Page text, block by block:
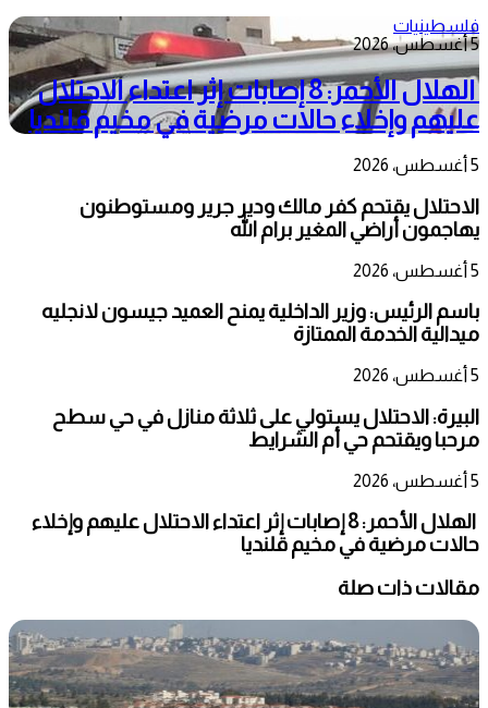
فلسطينيات
5 أغسطس، 2026
الهلال الأحمر: 8 إصابات إثر اعتداء الاحتلال
عليهم وإخلاء حالات مرضية في مخيم قلنديا
5 أغسطس، 2026
الاحتلال يقتحم كفر مالك ودير جرير ومستوطنون
يهاجمون أراضي المغير برام الله
5 أغسطس، 2026
باسم الرئيس: وزير الداخلية يمنح العميد جيسون لانجليه
ميدالية الخدمة الممتازة
5 أغسطس، 2026
البيرة: الاحتلال يستولي على ثلاثة منازل في حي سطح
مرحبا ويقتحم حي أم الشرايط
5 أغسطس، 2026
الهلال الأحمر: 8 إصابات إثر اعتداء الاحتلال عليهم وإخلاء
حالات مرضية في مخيم قلنديا
مقالات ذات صلة